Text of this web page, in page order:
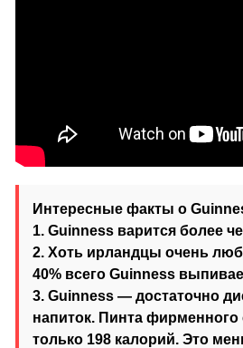
Интересные факты о
1. Guinness варится более
2. Хоть ирландцы очень
40% всего Guinness
3. Guinness — достаточно
напиток. Пинта фирменного
только 198 калорий. Это